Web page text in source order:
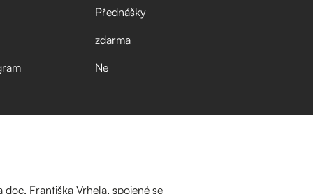
Přednášky
zdarma
Ne
Františka Vrhela, spojené se